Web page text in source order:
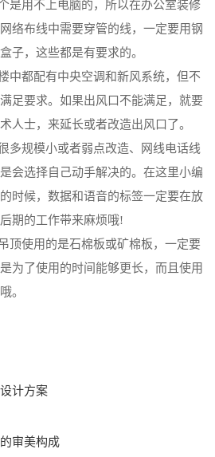
用不上电脑的，所以在办公室装修
络布线中需要穿管的线，一定要用钢
子，这些都是有要求的。
都配有中央空调和新风系统，但不
足要求。如果出风口不能满足，就要
人士，来延长或者改造出风口了。
规模小或者弱点改造、网线电话线
会选择自己动手解决的。在这里小编
时候，数据和语音的标签一定要在放
期的工作带来麻烦哦!
使用的是石棉板或矿棉板，一定要
为了使用的时间能够更长，而且使用
。
计方案
审美构成